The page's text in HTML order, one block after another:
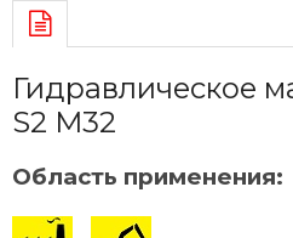
Гидравлическое
S2 M32
Область применения: